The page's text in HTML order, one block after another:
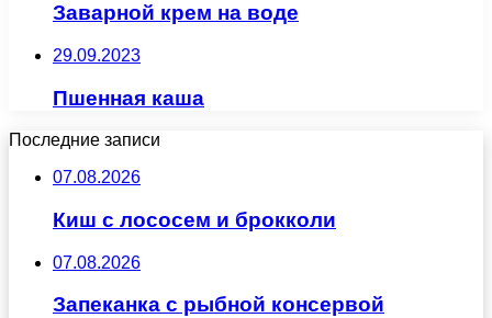
Заварной крем на воде
29.09.2023
Пшенная каша
Последние записи
07.08.2026
Киш с лососем и брокколи
07.08.2026
Запеканка с рыбной консервой